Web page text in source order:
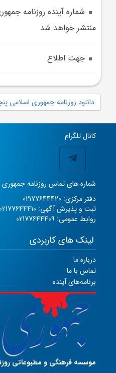
منتشر خواهد شد
جهت اطلاع
دانلود روزنامه جمهوری اسلامی پنجشنبه 1405/04/11
کانال تلگرام
شماره های تماس روزنامه جمهوری
دفتر مرکزی: 02177644420
ثبت و پذیرش آگهی: 02177644410
روابط عمومی: 02177644409
لینک های کاربردی
درباره ما
تماس با ما
برنامه‌های آینده
موسسه فرهنگی و مطبوعاتی